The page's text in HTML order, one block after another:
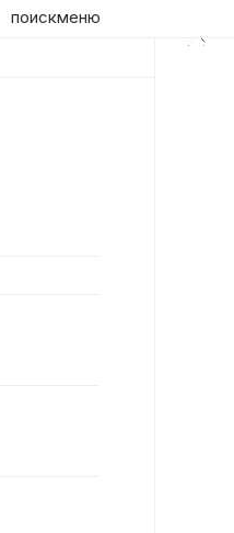
поискменю